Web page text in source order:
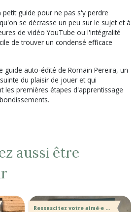
petit guide pour ne pas s'y perdre
se décrasse un peu sur le sujet et à
de vidéo YouTube ou l'intégralité
de trouver un condensé efficace
guide auto-édité de Romain Pereira, un
du plaisir de jouer et qui
les premières étapes d'apprentissage
aussi être
Ressuscitez votre aimé·e avant de vous faire trucider.